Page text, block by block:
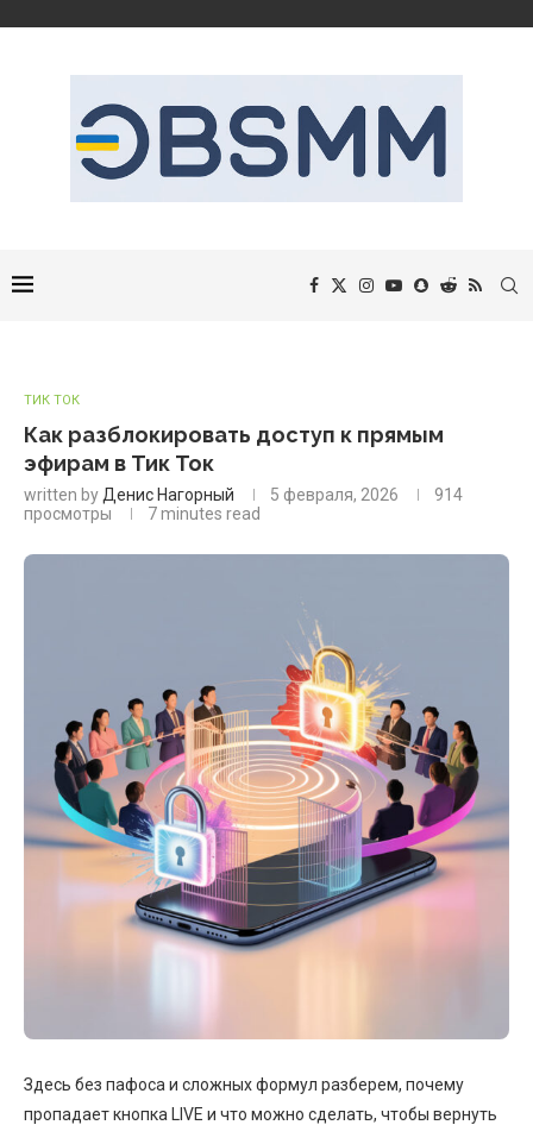
ТИК ТОК
Как разблокировать доступ к прямым
эфирам в Тик Ток
written by Денис Нагорный 5 февраля, 2026
914
просмотры
7 minutes read
Здесь без пафоса и сложных формул разберем, почему
пропадает кнопка LIVE и что можно сделать, чтобы вернуть